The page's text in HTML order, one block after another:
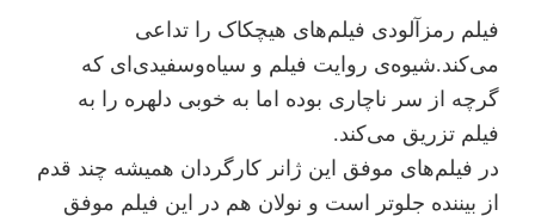
فیلم رمزآلودی فیلم‌های هیچکاک را تداعی
می‌کند.شیوه‌ی روایت فیلم و سیاه‌و‌سفیدی‌ای که
گرچه از سر ناچاری بوده اما به خوبی دلهره را به
فیلم تزریق می‌کند.
در فیلم‌های موفق این ژانر کارگردان همیشه چند قدم
از بیننده جلوتر است و نولان هم در این فیلم موفق